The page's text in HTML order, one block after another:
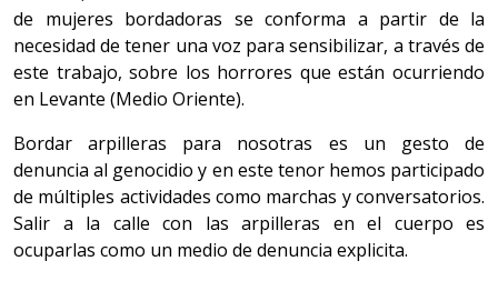
de mujeres bordadoras se conforma a partir de la
necesidad de tener una voz para sensibilizar, a través de
este trabajo, sobre los horrores que están ocurriendo
en Levante (Medio Oriente).
Bordar arpilleras para nosotras es un gesto de
denuncia al genocidio y en este tenor hemos participado
de múltiples actividades como marchas y conversatorios.
Salir a la calle con las arpilleras en el cuerpo es
ocuparlas como un medio de denuncia explicita.